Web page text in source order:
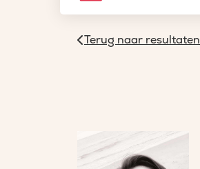
Terug naar resultaten